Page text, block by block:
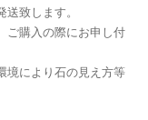
致します。
ご購入の際にお申し付
境により石の見え方等